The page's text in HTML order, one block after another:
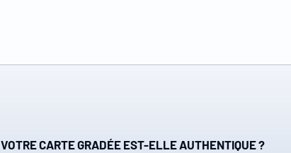
VOTRE CARTE GRADÉE EST-ELLE AUTHENTIQUE ?